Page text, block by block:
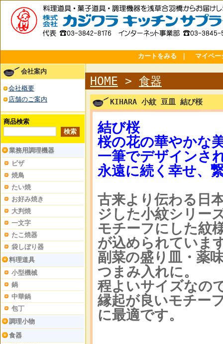
カートをみる マイペー
会社案内
会社概要
店舗のご案内
商品検索
業務用調理機器
ピザ
焼鳥
たい焼
お好み焼き
大判焼
一文字
たこ焼器
袋しぼり器
料理道具
小型機械
鍋
中華鍋
包丁
調理小物
食器
HOME > 食器
KIHARA 小紋 豆皿 結び桜
結び桜
桜の花の華やかな
一筆でデザインさ
永遠に続く幸せ、
古来より伝わる日
ジした小紋シリー
モチーフにした紋
が込められていま
副菜の盛り皿・薬
つまみ入れに。
程よいサイズなの
縁起が良いモチー
に最適です。